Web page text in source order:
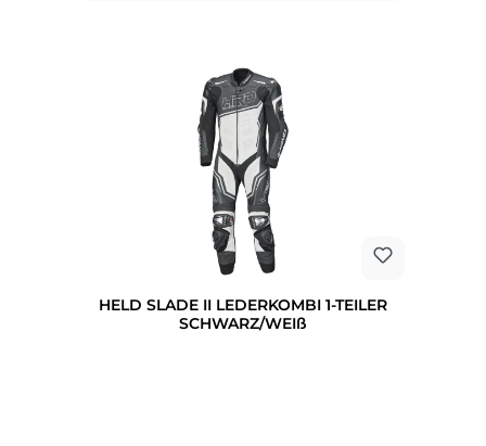
HELD SLADE II LEDERKOMBI 1-TEILER
SCHWARZ/WEIß